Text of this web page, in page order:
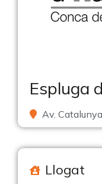
Espluga
Av.
Llogat